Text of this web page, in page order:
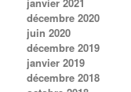
janvier 2021
décembre 2020
juin 2020
décembre 2019
janvier 2019
décembre 2018